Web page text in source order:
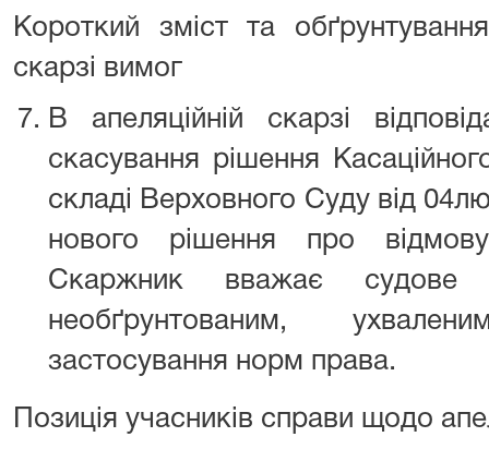
Короткий зміст та
скарзі вимог
В апеляційній скарзі
скасування рішення
складі Верховного Суду від
нового рішення про
Скаржник вважає судове
необґрунтованим,
застосування норм права.
Позиція учасників справи щодо